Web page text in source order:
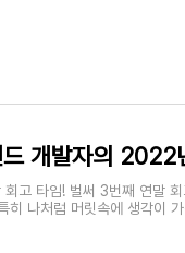
개발자의 2022
고 타임! 벌써 3번째 연말
히 나처럼 머릿속에 생각이